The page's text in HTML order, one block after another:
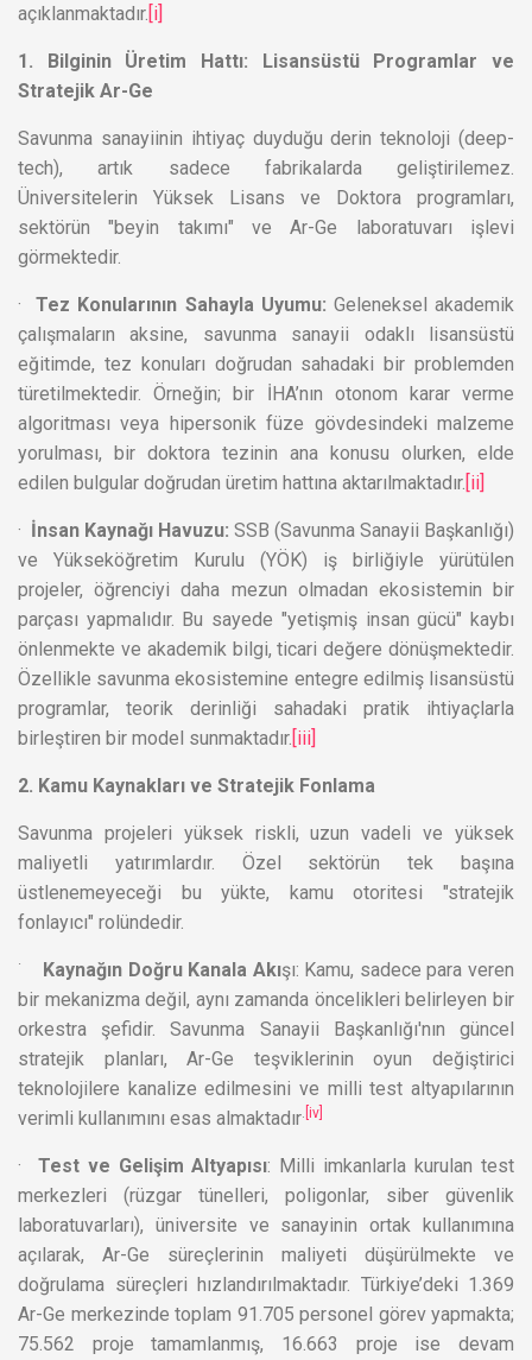
açıklanmaktadır. [i]
1. Bilginin Üretim Hattı: Lisansüstü Programlar ve
Stratejik Ar-Ge
Savunma sanayiinin ihtiyaç duyduğu derin teknoloji (deep-
tech), artık sadece fabrikalarda geliştirilemez.
Üniversitelerin Yüksek Lisans ve Doktora programları,
sektörün "beyin takımı" ve Ar-Ge laboratuvarı işlevi
görmektedir.
·Tez Konularının Sahayla Uyumu: Geleneksel akademik
çalışmaların aksine, savunma sanayii odaklı lisansüstü
eğitimde, tez konuları doğrudan sahadaki bir problemden
türetilmektedir. Örneğin; bir İHA’nın otonom karar verme
algoritması veya hipersonik füze gövdesindeki malzeme
yorulması, bir doktora tezinin ana konusu olurken, elde
edilen bulgular doğrudan üretim hattına aktarılmaktadır. [ii]
· İnsan Kaynağı Havuzu: SSB (Savunma Sanayii Başkanlığı)
ve Yükseköğretim Kurulu (YÖK) iş birliğiyle yürütülen
projeler, öğrenciyi daha mezun olmadan ekosistemin bir
parçası yapmalıdır. Bu sayede "yetişmiş insan gücü" kaybı
önlenmekte ve akademik bilgi, ticari değere dönüşmektedir.
Özellikle savunma ekosistemine entegre edilmiş lisansüstü
programlar, teorik derinliği sahadaki pratik ihtiyaçlarla
birleştiren bir model sunmaktadır. [iii]
2. Kamu Kaynakları ve Stratejik Fonlama
Savunma projeleri yüksek riskli, uzun vadeli ve yüksek
maliyetli yatırımlardır. Özel sektörün tek başına
üstlenemeyeceği bu yükte, kamu otoritesi "stratejik
fonlayıcı" rolündedir.
· Kaynağın Doğru Kanala Akışı: Kamu, sadece para veren
bir mekanizma değil, aynı zamanda öncelikleri belirleyen bir
orkestra şefidir. Savunma Sanayii Başkanlığı'nın güncel
stratejik planları, Ar-Ge teşviklerinin oyun değiştirici
teknolojilere kanalize edilmesini ve milli test altyapılarının
verimli kullanımını esas almaktadır [iv]
· Test ve Gelişim Altyapısı: Milli imkanlarla kurulan test
merkezleri (rüzgar tünelleri, poligonlar, siber güvenlik
laboratuvarları), üniversite ve sanayinin ortak kullanımına
açılarak, Ar-Ge süreçlerinin maliyeti düşürülmekte ve
doğrulama süreçleri hızlandırılmaktadır. Türkiye’deki 1.369
Ar-Ge merkezinde toplam 91.705 personel görev yapmakta;
75.562 proje tamamlanmış, 16.663 proje ise devam